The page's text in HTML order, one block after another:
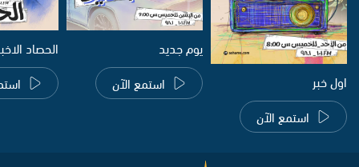
اول خبر
استمع الآن
يوم جديد
استمع الآن
الحصاد